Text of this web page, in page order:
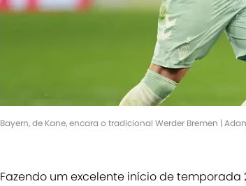
Bayern, de Kane, encara o tradicional Werder Bremen |
Fazendo um excelente início de